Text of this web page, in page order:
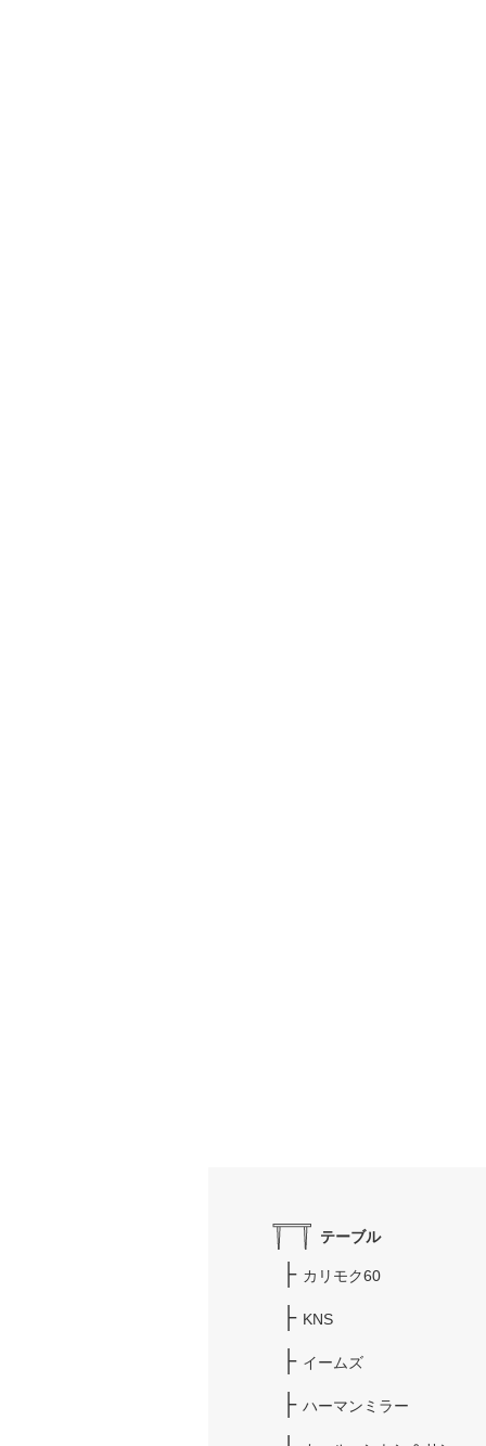
テーブル
カリモク60
KNS
イームズ
ハーマンミラー